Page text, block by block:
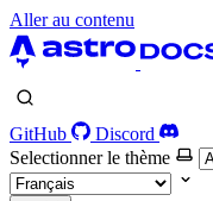
Aller au contenu
GitHub
Discord
Selectionner le thème